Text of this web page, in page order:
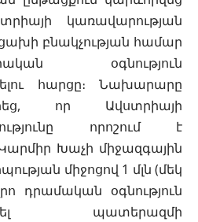
կառավարության
բնակչության համար
օգնություն
հարցը։ Նախարարը
որ Ավստրիայի
որոշում է
Խաչի միջազգային
միջոցով 1 մլն (մեկ
դրամական օգնություն
պատերազմի